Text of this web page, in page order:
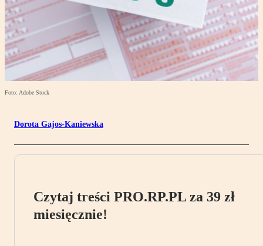
Foto: Adobe Stock
Dorota Gajos-Kaniewska
Czytaj treści PRO.RP.PL za 39 zł
miesięcznie!